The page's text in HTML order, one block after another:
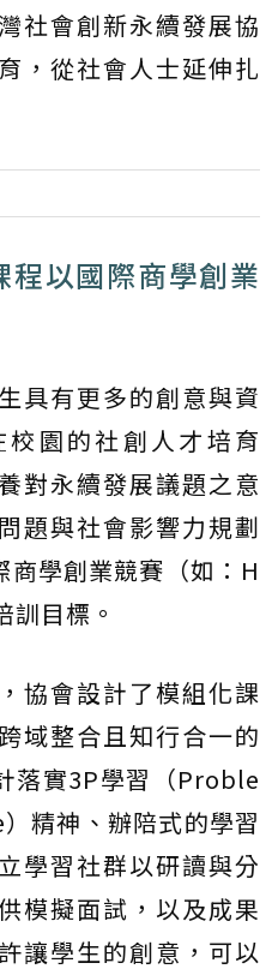
社會創新永續發展協
，從社會人士延伸扎
程以國際商學創業
具有更多的創意與資
園的社創人才培育
對永續發展議題之意
題與社會影響力規劃
商學創業競賽（如：H
目標。
協會設計了模組化課
域整合且知行合一的
落實3P學習（Proble
精神、辦陪式的學習
學習社群以研讀與分
模擬面試，以及成果
讓學生的創意，可以